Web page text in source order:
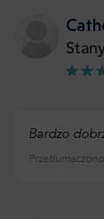
Bardzo
Przetłumaczono ·